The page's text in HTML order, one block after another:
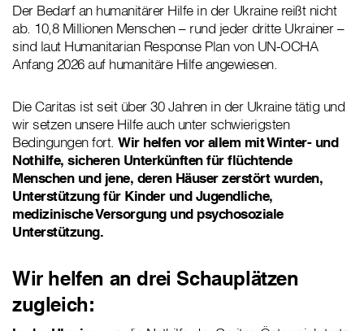
Der Bedarf an humanitärer Hilfe in der Ukraine reißt nicht
ab. 10,8 Millionen Menschen – rund jeder dritte Ukrainer –
sind laut Humanitarian Response Plan von UN-OCHA
Anfang 2026 auf humanitäre Hilfe angewiesen.
Die Caritas ist seit über 30 Jahren in der Ukraine tätig und
wir setzen unsere Hilfe auch unter schwierigsten
Bedingungen fort. Wir helfen vor allem mit Winter- und
Nothilfe, sicheren Unterkünften für flüchtende
Menschen und jene, deren Häuser zerstört wurden,
Unterstützung für Kinder und Jugendliche,
medizinische Versorgung und psychosoziale
Unterstützung.
Wir helfen an drei Schauplätzen
zugleich: